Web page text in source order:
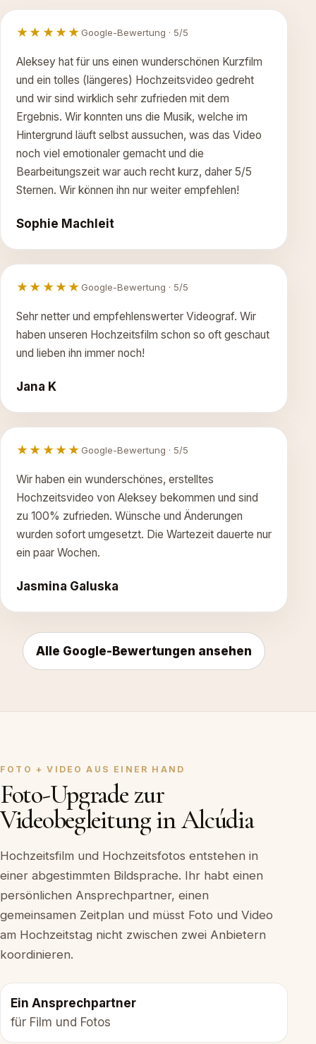
★★★★★Google-Bewertung · 5/5
Aleksey hat für uns einen wunderschönen Kurzfilm
und ein tolles (längeres) Hochzeitsvideo gedreht
und wir sind wirklich sehr zufrieden mit dem
Ergebnis. Wir konnten uns die Musik, welche im
Hintergrund läuft selbst aussuchen, was das Video
noch viel emotionaler gemacht und die
Bearbeitungszeit war auch recht kurz, daher 5/5
Sternen. Wir können ihn nur weiter empfehlen!
Sophie Machleit
★★★★★Google-Bewertung · 5/5
Sehr netter und empfehlenswerter Videograf. Wir
haben unseren Hochzeitsfilm schon so oft geschaut
und lieben ihn immer noch!
Jana K
★★★★★Google-Bewertung · 5/5
Wir haben ein wunderschönes, erstelltes
Hochzeitsvideo von Aleksey bekommen und sind
zu 100% zufrieden. Wünsche und Änderungen
wurden sofort umgesetzt. Die Wartezeit dauerte nur
ein paar Wochen.
Jasmina Galuska
Alle Google-Bewertungen ansehen
FOTO + VIDEO AUS EINER HAND
Foto-Upgrade zur
Videobegleitung in Alcúdia
Hochzeitsfilm und Hochzeitsfotos entstehen in
einer abgestimmten Bildsprache. Ihr habt einen
persönlichen Ansprechpartner, einen
gemeinsamen Zeitplan und müsst Foto und Video
am Hochzeitstag nicht zwischen zwei Anbietern
koordinieren.
Ein Ansprechpartner
für Film und Fotos